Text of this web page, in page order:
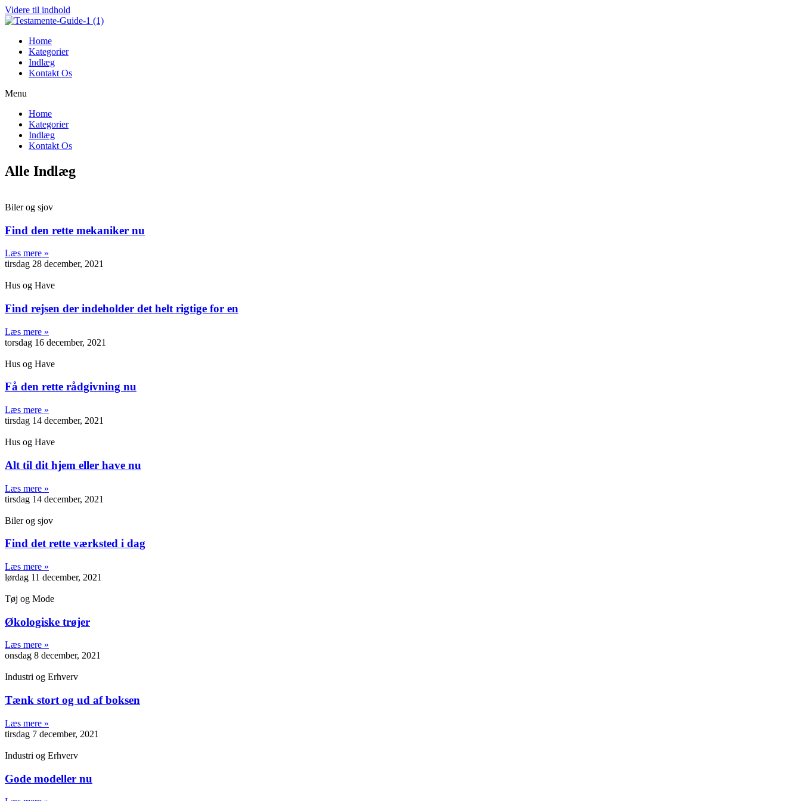
Videre til indhold
Home
Kategorier
Indlæg
Kontakt Os
Menu
Home
Kategorier
Indlæg
Kontakt Os
Alle Indlæg
Biler og sjov
Find den rette mekaniker nu
Læs mere »
tirsdag 28 december, 2021
Hus og Have
Find rejsen der indeholder det helt rigtige for en
Læs mere »
torsdag 16 december, 2021
Hus og Have
Få den rette rådgivning nu
Læs mere »
tirsdag 14 december, 2021
Hus og Have
Alt til dit hjem eller have nu
Læs mere »
tirsdag 14 december, 2021
Biler og sjov
Find det rette værksted i dag
Læs mere »
lørdag 11 december, 2021
Tøj og Mode
Økologiske trøjer
Læs mere »
onsdag 8 december, 2021
Industri og Erhverv
Tænk stort og ud af boksen
Læs mere »
tirsdag 7 december, 2021
Industri og Erhverv
Gode modeller nu